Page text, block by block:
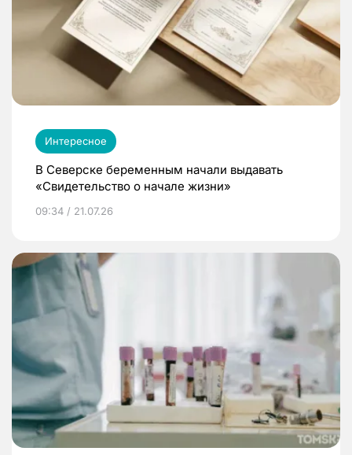
Интересное
В Северске беременным начали выдавать
«Свидетельство о начале жизни»
09:34 / 21.07.26